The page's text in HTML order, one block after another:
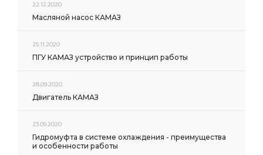
22.12.2020
Масляной насос КАМАЗ
25.11.2020
ПГУ КАМАЗ устройство и принцип работы
28.09.2020
Двигатель КАМАЗ
23.09.2020
Гидромуфта в системе охлаждения - преимущества
и особенности работы